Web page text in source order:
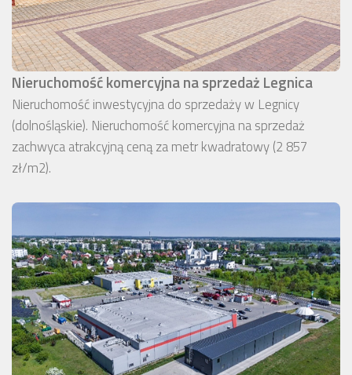
Nieruchomość komercyjna na sprzedaż Legnica
Nieruchomość inwestycyjna do sprzedaży w Legnicy
(dolnośląskie). Nieruchomość komercyjna na sprzedaż
zachwyca atrakcyjną ceną za metr kwadratowy (2 857
zł/m2).